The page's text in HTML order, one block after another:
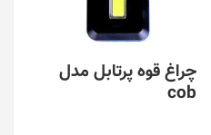
چراغ قوه پرتابل مدل
cob